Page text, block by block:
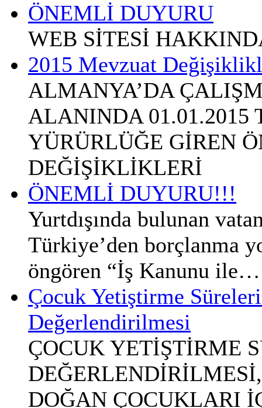
ÖNEMLİ DUYURU
WEB SİTESİ
2015 Mevzuat
ALMANYA’DA
ALANINDA 01.01.2015
YÜRÜRLÜĞE GİREN
DEĞİŞİKLİKLERİ
ÖNEMLİ DUYURU!!!
Yurtdışında bulunan
Türkiye’den borçlanma
öngören “İş Kanunu ile…
Çocuk Yetiştirme
Değerlendirilmesi
ÇOCUK YETİŞTİRME
DOĞAN ÇOCUKLARI